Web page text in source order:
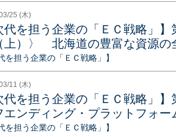
25 (木)
代を担う企業の「ＥＣ戦略」
上）〉 北海道の豊富な資源の
を担う企業の「ＥＣ戦略」】
11 (木)
代を担う企業の「ＥＣ戦略」
エンディング・プラットフォー
を担う企業の「ＥＣ戦略」】